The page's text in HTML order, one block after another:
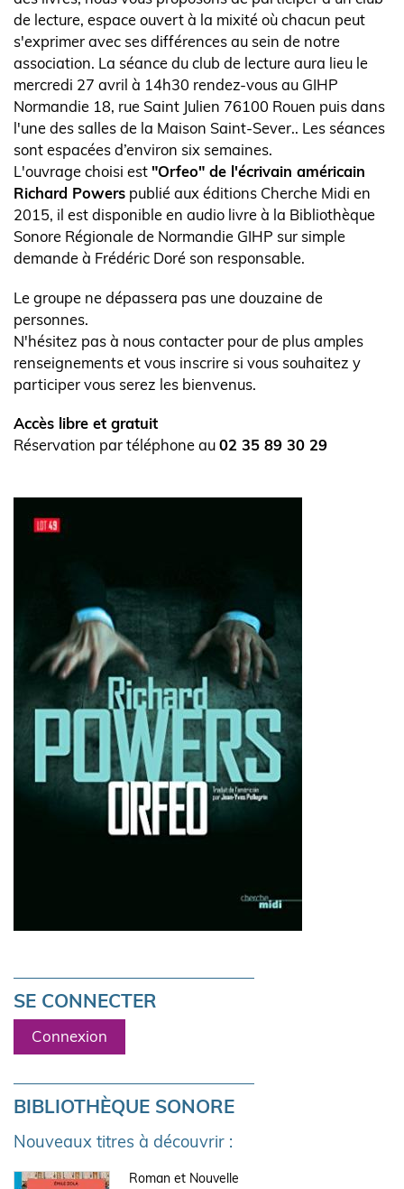
de lecture, espace ouvert à la mixité où chacun peut
s'exprimer avec ses différences au sein de notre
association. La séance du club de lecture aura lieu le
mercredi 27 avril à 14h30 rendez-vous au GIHP
Normandie 18, rue Saint Julien 76100 Rouen puis dans
l'une des salles de la Maison Saint-Sever.. Les séances
sont espacées d’environ six semaines.
L'ouvrage choisi est "Orfeo" de l'écrivain américain
Richard Powers publié aux éditions Cherche Midi en
2015, il est disponible en audio livre à la Bibliothèque
Sonore Régionale de Normandie GIHP sur simple
demande à Frédéric Doré son responsable.
Le groupe ne dépassera pas une douzaine de
personnes.
N'hésitez pas à nous contacter pour de plus amples
renseignements et vous inscrire si vous souhaitez y
participer vous serez les bienvenus.
Accès libre et gratuit
Réservation par téléphone au 02 35 89 30 29
SE CONNECTER
Connexion
BIBLIOTHÈQUE SONORE
Nouveaux titres à découvrir :
Roman et Nouvelle